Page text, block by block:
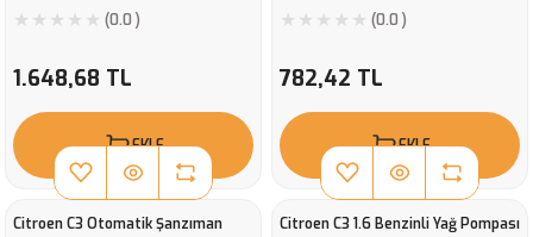
(0.0 )
1.648,68 TL
EKLE
(0.0 )
782,42 TL
EKLE
Citroen C3 Otomatik Şanzıman
Citroen C3 1.6 Benzinli Yağ Pompası